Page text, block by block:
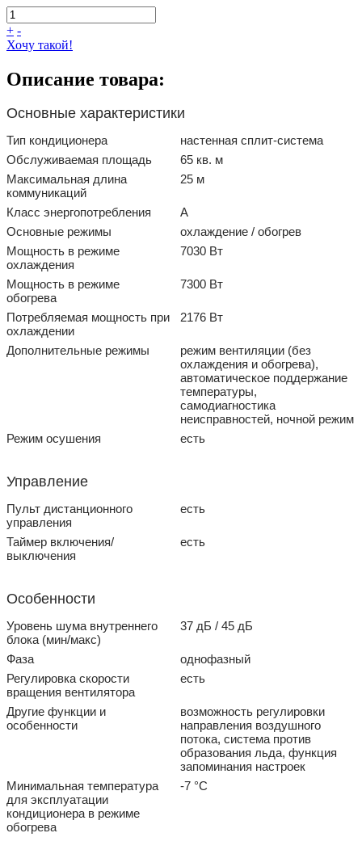
+ -
Хочу такой!
Описание товара:
Основные характеристики
Тип кондиционера
настенная сплит-система
Обслуживаемая площадь
65 кв. м
Максимальная длина
коммуникаций
25 м
Класс энергопотребления
A
Основные режимы
охлаждение / обогрев
Мощность в режиме
охлаждения
7030 Вт
Мощность в режиме
обогрева
7300 Вт
Потребляемая мощность при
охлаждении
2176 Вт
Дополнительные режимы
режим вентиляции (без
охлаждения и обогрева),
автоматическое поддержание
температуры,
самодиагностика
неисправностей, ночной режим
Режим осушения
есть
Управление
Пульт дистанционного
управления
есть
Таймер включения/
выключения
есть
Особенности
Уровень шума внутреннего
блока (мин/макс)
37 дБ / 45 дБ
Фаза
однофазный
Регулировка скорости
вращения вентилятора
есть
Другие функции и
особенности
возможность регулировки
направления воздушного
потока, система против
образования льда, функция
запоминания настроек
Минимальная температура
для эксплуатации
кондиционера в режиме
обогрева
-7 °С